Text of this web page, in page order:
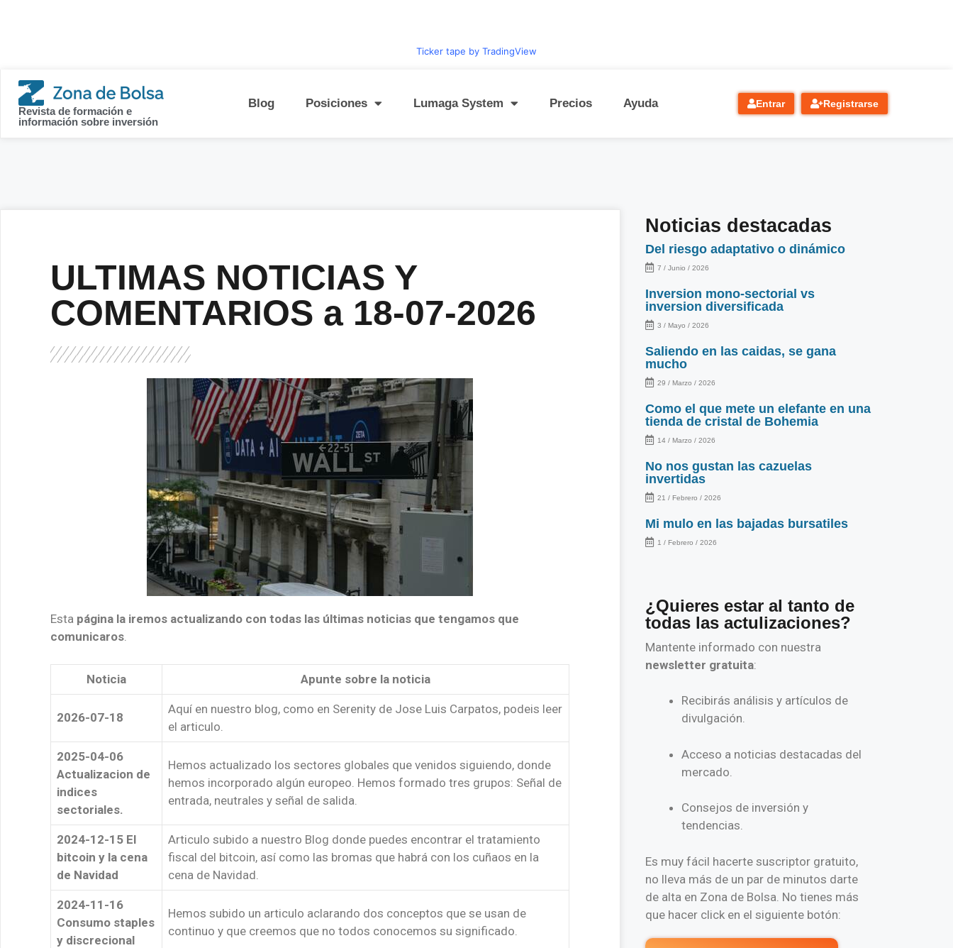
Ticker tape by TradingView
Revista de formación e
información sobre inversión
Blog Posiciones Lumaga System Precios Ayuda Entrar Registrarse
ULTIMAS NOTICIAS Y
COMENTARIOS a 18-07-2026
Esta página la iremos actualizando con todas las últimas noticias que tengamos que
comunicaros.
Noticia Apunte sobre la noticia
2026-07-18
Aquí en nuestro blog, como en Serenity de Jose Luis Carpatos, podeis leer
el articulo.
2025-04-06
Actualizacion de
indices
sectoriales.
Hemos actualizado los sectores globales que venidos siguiendo, donde
hemos incorporado algún europeo. Hemos formado tres grupos: Señal de
entrada, neutrales y señal de salida.
2024-12-15 El
bitcoin y la cena
de Navidad
Articulo subido a nuestro Blog donde puedes encontrar el tratamiento
fiscal del bitcoin, así como las bromas que habrá con los cuñaos en la
cena de Navidad.
2024-11-16
Consumo staples
y discrecional
Hemos subido un articulo aclarando dos conceptos que se usan de
continuo y que creemos que no todos conocemos su significado.
Noticias destacadas
Del riesgo adaptativo o dinámico
7 / Junio / 2026
Inversion mono-sectorial vs
inversion diversificada
3 / Mayo / 2026
Saliendo en las caidas, se gana
mucho
29 / Marzo / 2026
Como el que mete un elefante en una
tienda de cristal de Bohemia
14 / Marzo / 2026
No nos gustan las cazuelas
invertidas
21 / Febrero / 2026
Mi mulo en las bajadas bursatiles
1 / Febrero / 2026
¿Quieres estar al tanto de
todas las actulizaciones?
Mantente informado con nuestra
newsletter gratuita:
Recibirás análisis y artículos de
divulgación.
Acceso a noticias destacadas del
mercado.
Consejos de inversión y
tendencias.
Es muy fácil hacerte suscriptor gratuito,
no lleva más de un par de minutos darte
de alta en Zona de Bolsa. No tienes más
que hacer click en el siguiente botón: